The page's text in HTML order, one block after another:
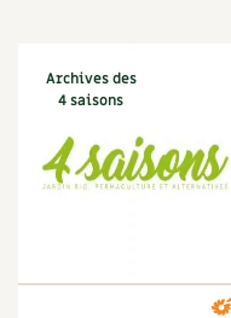
Numérique
Nutriments
Observation
Œuf
Oignon
Optimisation
Archives des
4 saisons